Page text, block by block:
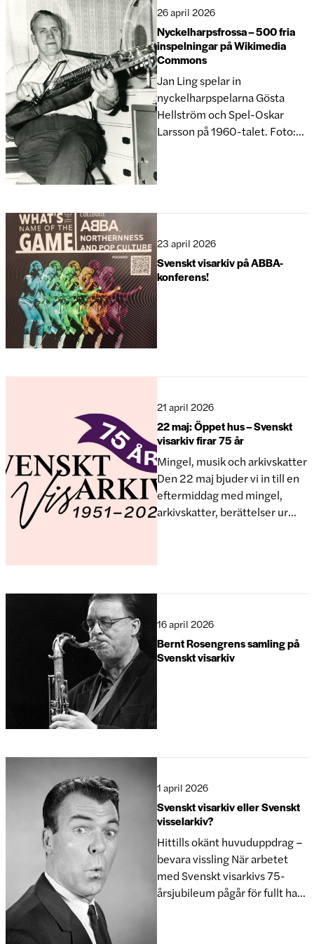
mikrofilm. Under våren har jag
arbetat med att registr
Nyckelharpsfrossa – 500 fria
inspelningar på Wikimedia
Commons
Jan Ling spelar in
nyckelharpspelarna Gösta
Hellström och Spel-Oskar
Larsson på 1960-talet. Foto:
att göra våra samlingar mera
vår egen hemsida, till exempel
i databasen Inspelningar i S
26 april 2026
Svenskt visarkiv på ABBA-
konferens!
23 april 2026
22 maj: Öppet hus – Svenskt
visarkiv firar 75 år
Mingel, musik och arkivskatter
Den 22 maj bjuder vi in till en
eftermiddag med mingel,
arkivskatter, berättelser ur
bevarande, forskning och
dansens kulturarv i Sverige. 22
maj 2026, klockan
21 april 2026
Bernt Rosengrens samling på
Svenskt visarkiv
16 april 2026
Svenskt visarkiv eller Svenskt
visselarkiv?
Hittills okänt huvuduppdrag –
bevara vissling När arbetet
med Svenskt visarkivs 75-
årsjubileum pågår för fullt har
1 april 2026